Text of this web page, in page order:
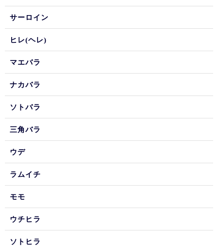
サーロイン
ヒレ(ヘレ)
マエバラ
ナカバラ
ソトバラ
三角バラ
ウデ
ラムイチ
モモ
ウチヒラ
ソトヒラ